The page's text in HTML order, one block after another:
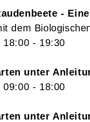
-
dem
18:00 - 19:30
unter
09:00 - 18:00
unter